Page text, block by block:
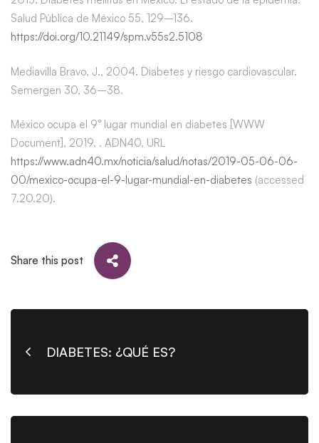
Salud Pública de México 55, 129–136.
https://doi.org/10.21149/spm.v55s2.5108
Mediavilla Bravo, J., 2004. Diabetes y riesgo cardiovascular.
Semergen 30, 36–38.
México ocupa el 9° lugar mundial en diabetes [WWW
Document], 2019. . ADN40. URL
https://www.adn40.mx/noticia/salud/notas/2019-05-06-06-
00/mexico-ocupa-el-9-lugar-mundial-en-diabetes (accessed
7.20.20).
Share this post
DIABETES: ¿QUÉ ES?